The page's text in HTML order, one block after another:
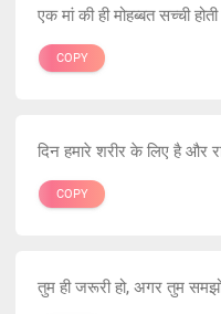
एक मां की ही मोहब्बत सच्ची
COPY
दिन हमारे शरीर के लिए है और
COPY
तुम ही जरूरी हो, अगर तुम